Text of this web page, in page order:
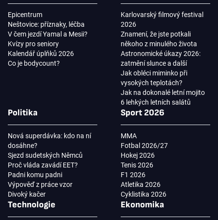
Epicentrum
Neštovice: příznaky, léčba
V čem jezdí Yamal a Mesii?
Kvízy pro seniory
Kalendář úplňků 2026
Co je bodycount?
Karlovarský filmový festival
2026
Znamení, že jste potkali
někoho z minulého života
Astronomické úkazy 2026:
zatmění slunce a další
Jak obléci miminko při
vysokých teplotách?
Jak na dokonalé letní mojito
6 lehkých letních salátů
Politika
Nová superdávka: kdo na ní
dosáhne?
Sjezd sudetských Němců
Proč vláda zavádí EET?
Padni komu padni
Výpověď z práce vzor
Divoký kačer
Sport 2026
MMA
Fotbal 2026/27
Hokej 2026
Tenis 2026
F1 2026
Atletika 2026
Cyklistika 2026
Technologie Ekonomika